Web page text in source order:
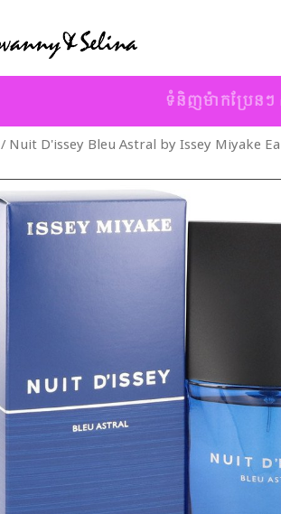
ទំនិញម៉ាកប្រែនៗ
/ Nuit D'issey Bleu Astral by Issey Miyake